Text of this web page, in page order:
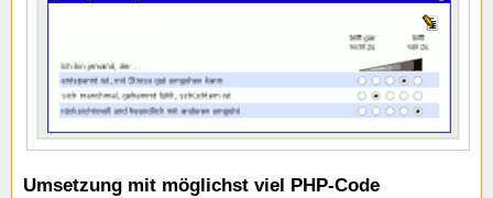
Umsetzung mit möglichst viel PHP-Code